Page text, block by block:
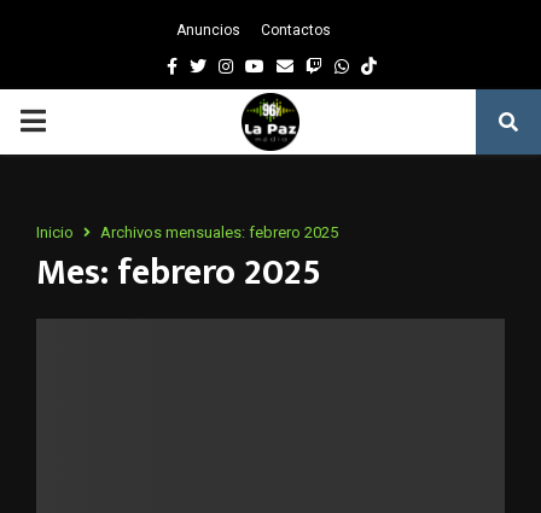
Anuncios Contactos
Facebook
TwitterInstagram
Youtube
EmailTwitchWhatsapp
PRIMARY
Inicio Archivos mensuales: febrero 2025
Mes: febrero 2025